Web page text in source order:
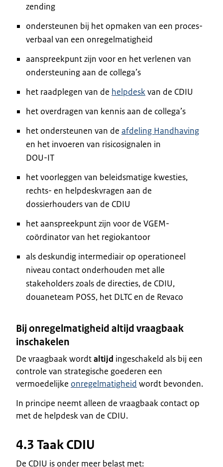
zending
ondersteunen bij het opmaken van een proces-
verbaal van een onregelmatigheid
aanspreekpunt zijn voor en het verlenen van
ondersteuning aan de collega’s
het raadplegen van de helpdeskvan de CDIU
het overdragen van kennis aan de collega’s
het ondersteunen van de afdeling Handhaving
en het invoeren van risicosignalen in
DOU-IT
het voorleggen van beleidsmatige kwesties,
rechts- en helpdeskvragen aan de
dossierhouders van de CDIU
het aanspreekpunt zijn voor de VGEM-
coördinator van het regiokantoor
als deskundig intermediair op operationeel
niveau contact onderhouden met alle
stakeholders zoals de directies, de CDIU,
douaneteam POSS, het DLTC en de Revaco
Bij onregelmatigheid altijd vraagbaak
inschakelen
De vraagbaak wordtaltijd ingeschakeld als bij een
controle van strategische goederen een
vermoedelijke onregelmatigheid wordt bevonden.
In principe neemt alleen de vraagbaak contact op
met de helpdesk van de CDIU.
4.3 Taak CDIU
De CDIU is onder meer belast met: